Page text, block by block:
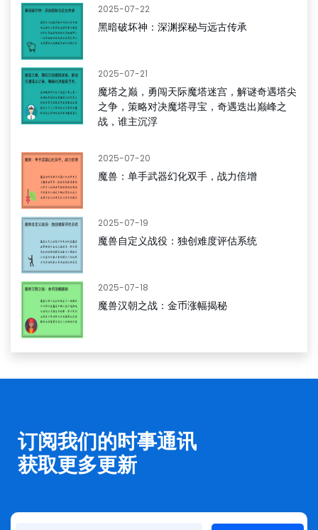
2025-07-22
黑暗破坏神：深渊探秘与远古传承
2025-07-21
魔塔之巅，勇闯天际魔塔迷宫，解谜奇遇塔尖
之争，策略对决魔塔寻宝，奇遇迭出巅峰之
战，谁主沉浮
2025-07-20
魔兽：单手武器幻化双手，战力倍增
2025-07-19
魔兽自定义战役：独创难度评估系统
2025-07-18
魔兽汉朝之战：金币涨幅揭秘
订阅我们的时事通讯
获取更多更新